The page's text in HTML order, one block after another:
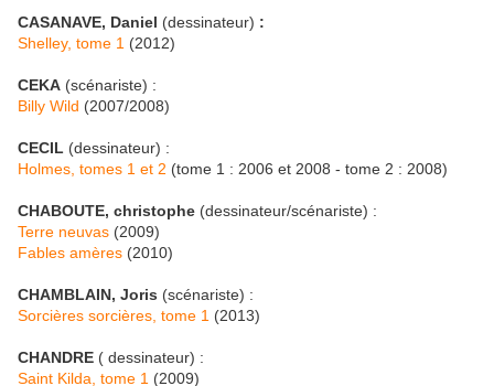
CASANAVE, Daniel (dessinateur) :
Shelley, tome 1 (2012)
CEKA (scénariste) :
Billy Wild (2007/2008)
CECIL (dessinateur) :
Holmes, tomes 1 et 2 (tome 1 : 2006 et 2008 - tome 2 : 2008)
CHABOUTE, christophe (dessinateur/scénariste) :
Terre neuvas (2009)
Fables amères (2010)
CHAMBLAIN, Joris (scénariste) :
Sorcières sorcières, tome 1 (2013)
CHANDRE ( dessinateur) :
Saint Kilda, tome 1 (2009)